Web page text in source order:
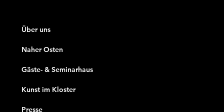
Über uns
Naher Osten
Gäste- & Seminarhaus
Kunst im Kloster
Presse